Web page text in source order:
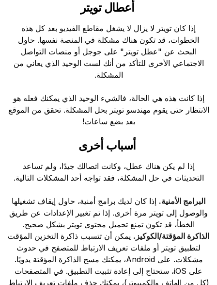
أعطال تويتر
إذا كان تويتر لا يزال لا يشغل مقاطع الفيديو بعد كل هذه
الخطوات، قد تكون هناك مشكلة في المنصة نفسها. حاول
البحث عن "عطل تويتر" على جوجل أو منصات التواصل
الاجتماعي الأخرى للتأكد من أنك لست الوحيد الذي يعاني من
المشكلة.
إذا كانت هذه هي الحالة، فالشيء الوحيد الذي يمكنك فعله هو
الانتظار حتى يقوم مهندسو تويتر بحل المشكلة. تحقق من الموقع
بعد بضع ساعات!
أسباب أخرى
إذا لم يكن هناك عطل، وكانت اتصالك جيدًا، ولم تساعد
التحديثات في حل المشكلة، فقد تواجه أحد المشكلات التالية.
البرامج الأمنية. إذا كان لديك برامج أمنية، حاول إيقاف تشغيلها
والوصول إلى تويتر مرة أخرى. إذا تم تغيير الإعدادات عن طريق
الخطأ، قد تكون تمنع تحميل محتوى تويتر بشكل صحيح.
الذاكرة المؤقتة/الكوكيز. يمكن أن تتسبب ذاكرة التخزين المؤقت
لتطبيق تويتر أو ملفات تعريف الارتباط للمتصفح في حدوث
مشكلات. على Android، يمكنك مسح الذاكرة المؤقتة يدويًا.
على iOS، ستحتاج إلى إعادة تثبيت التطبيق. في المتصفحات
(كل من الهاتف والكمبيوتر)، يمكنك حذف ملفات تعريف الارتباط